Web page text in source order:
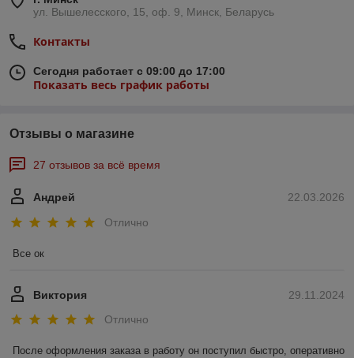
ул. Вышелесского, 15, оф. 9, Минск, Беларусь
Контакты
Сегодня работает с 09:00 до 17:00
Показать весь график работы
Отзывы о магазине
27 отзывов за всё время
22.03.2026
Андрей
Отлично
Все ок
29.11.2024
Виктория
Отлично
После оформления заказа в работу он поступил быстро, оперативно